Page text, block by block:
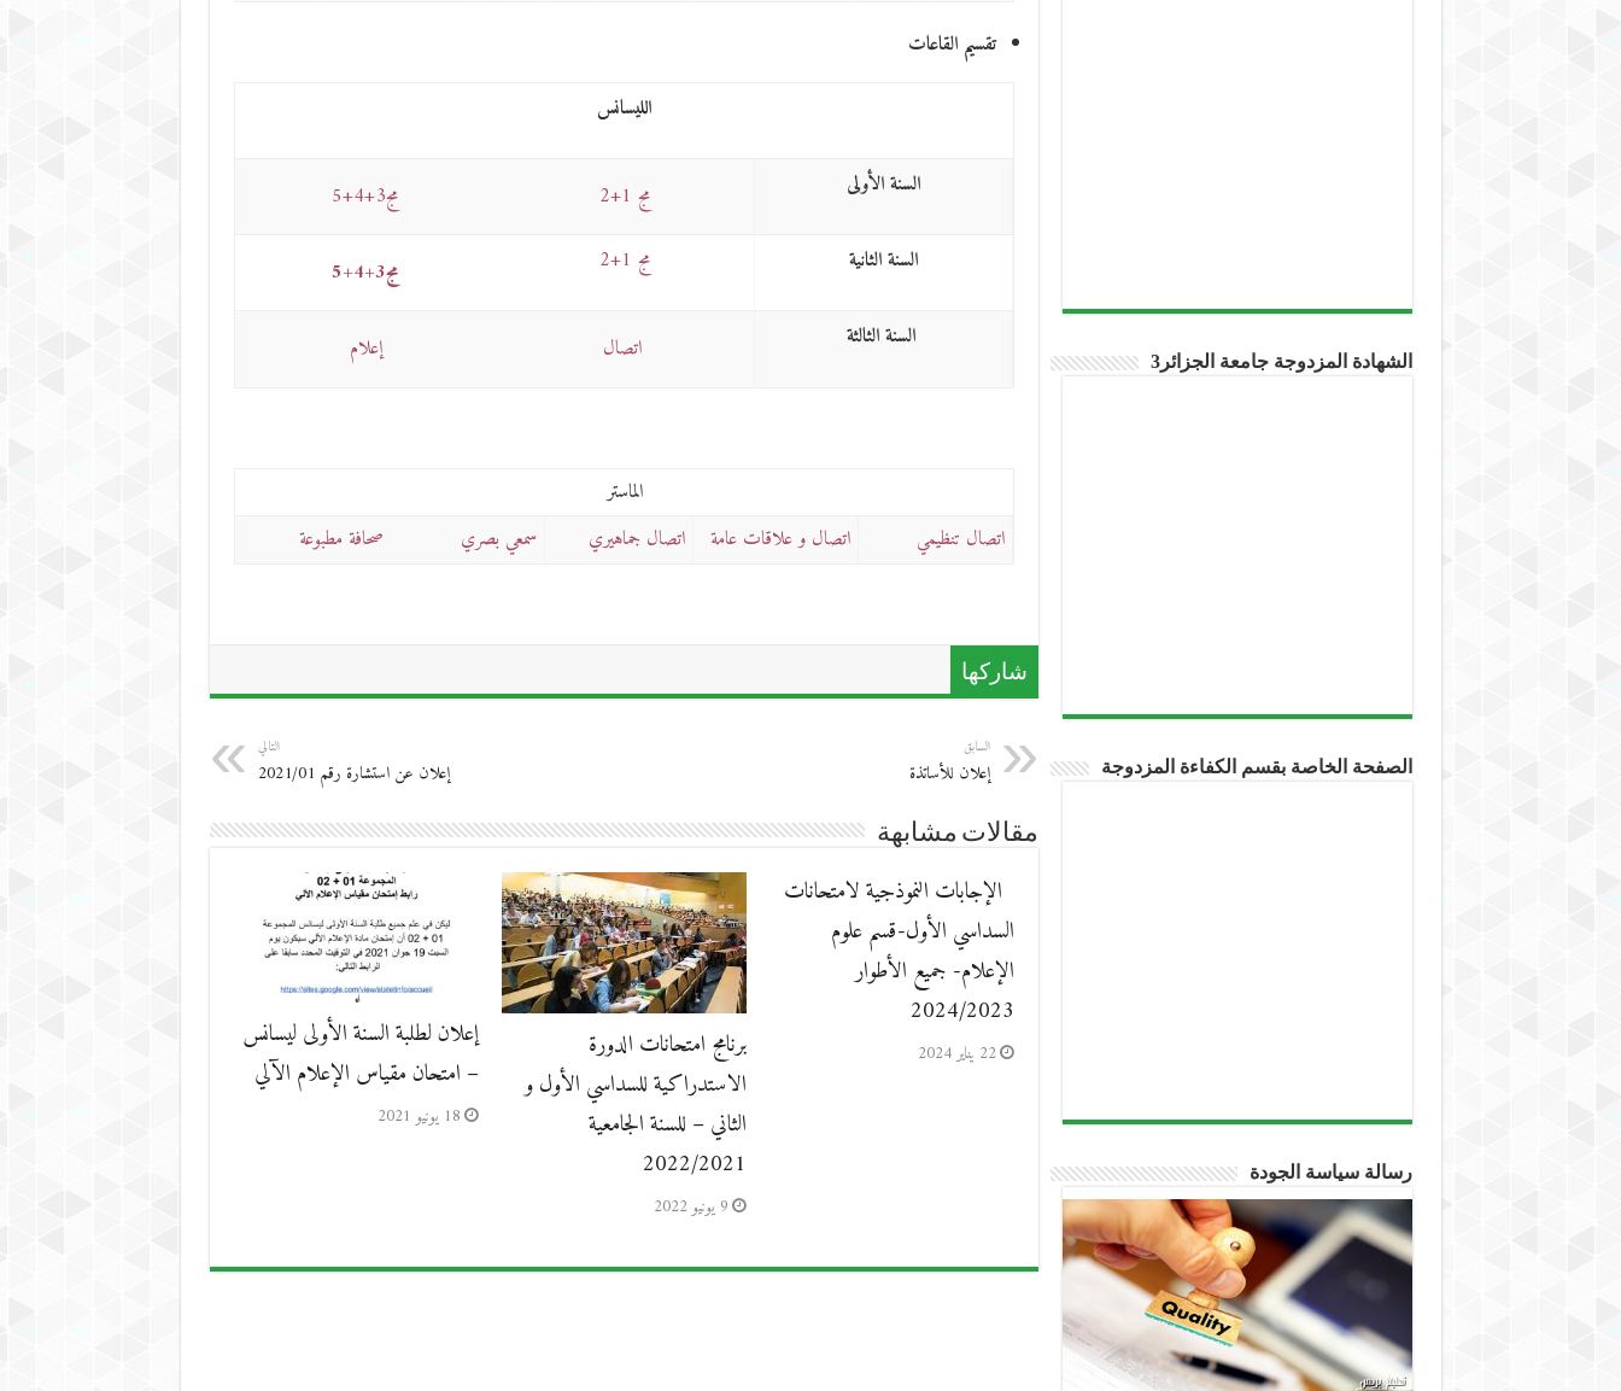
تقسيم القاعات
الليسانس
السنة الأولى مج 1+2
مج3+4+5
السنة الثانية
مج 1+2
مج3+4+5
السنة الثالثة
اتصال إعلام
الماستر
اتصال تنظيمي
اتصال و علاقات عامة اتصال جماهيري سمعي بصري صحافة مطبوعة
شاركها
السابق
إعلان للأساتذة
التالي
إعلان عن استشارة رقم 2021/01
مقالات مشابهة
الإجابات النموذجية لامتحانات
السداسي الأول-قسم علوم
الإعلام- جميع الأطوار
2024/2023
22 يناير 2024
برنامج امتحانات الدورة
الاستدراكية للسداسي الأول و
الثاني – للسنة الجامعية
2022/2021‎‎‎‎
9 يونيو 2022
إعلان لطلبة السنة الأولى ليسانس
– امتحان مقياس الإعلام الآلي
18 يونيو 2021
الشهادة المزدوجة جامعة الجزائر3
الصفحة الخاصة بقسم الكفاءة المزدوجة
رسالة سياسة الجودة